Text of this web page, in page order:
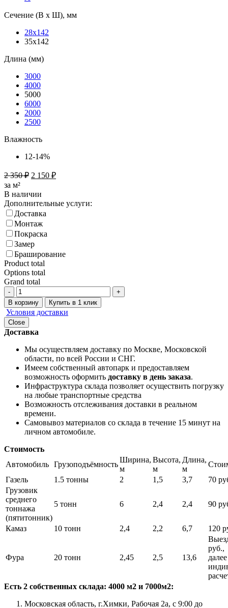
Сечение (В х Ш), мм
28х142
35х142
Длина (мм)
3000
4000
5000
6000
2000
2500
Влажность
12-14%
2 350₽ 2 150 ₽
за м²
В наличии
Дополнительные услуги:
Доставка
Монтаж
Покраска
Замер
Браширование
Product total
Options total
Grand total
-
+
В корзину
Купить в 1 клик
Условия доставки
Close
Доставка
Мы осуществляем доставку по Москве, Московской
области, по всей России и СНГ.
Имеем собственный автопарк и предоставляем
возможность оформить доставку в день заказа.
Инфраструктура склада позволяет осуществить погрузку
на любые транспортные средства
Возможность отслеживания доставки в реальном
времени.
Самовывоз материалов со склада в течение 15 минут на
личном автомобиле.
Стоимость
Автомобиль Грузоподъёмность
Ширина,
м
Высота,
м
Длина,
м
Газель
1.5 тонны 2 1,5 3,7
70
Грузовик
среднего
тоннажа
(пятитонник)
5 тонн 6 2,4 2,4 90
Камаз 10 тонн 2,4 2,2 6,7 120
Фура 20 тонн 2,45 2,5 13,6
руб.,
далее
Есть 2 собственных склада: 4000 м2 и 7000м2:
Московская область, г.Химки, Рабочая 2а, с 9:00 до